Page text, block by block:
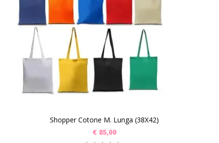
Shopper Cotone M. Lunga (38X42)
€ 85,00